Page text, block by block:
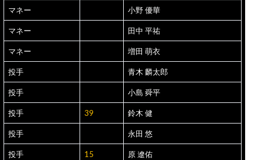
マネー 小野 優華
マネー 田中 平祐
マネー 増田 萌衣
投手 青木 麟太郎
投手 小島 舜平
投手 39 鈴木 健
投手 永田 悠
投手 15 原 遼佑